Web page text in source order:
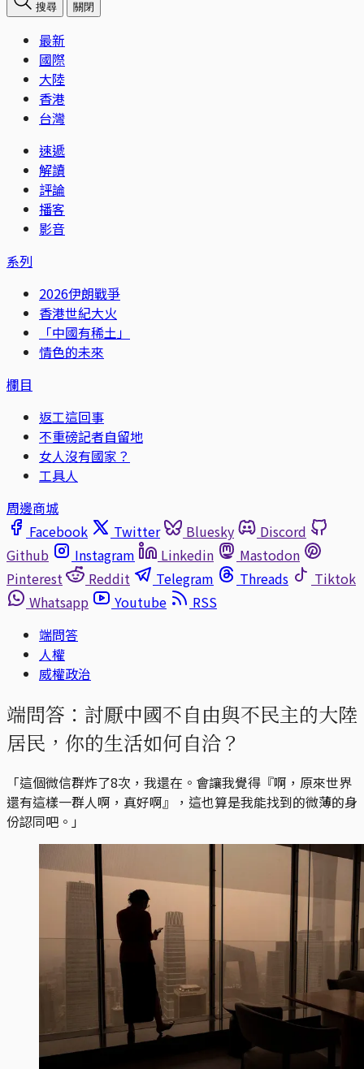
搜尋 關閉
最新
國際
大陸
香港
台灣
速遞
解讀
評論
播客
影音
系列
2026伊朗戰爭
香港世紀大火
「中國有稀土」
情色的未來
欄目
返工這回事
不重磅記者自留地
女人沒有國家？
工具人
周邊商城
Facebook
Twitter Bluesky
Discord
Github
Instagram Linkedin
Mastodon
Pinterest
Reddit Telegram Threads
Tiktok
Whatsapp
Youtube
RSS
端問答
人權
威權政治
端問答：討厭中國不自由與不民主的大陸
居民，你的生活如何自洽？
「這個微信群炸了8次，我還在。會讓我覺得『啊，原來世界
還有這樣一群人啊，真好啊』，這也算是我能找到的微薄的身
份認同吧。」